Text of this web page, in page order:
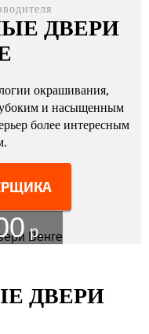
ДВЕРИ
окрашивания,
и насыщенным
более интересным
р.
ДВЕРИ